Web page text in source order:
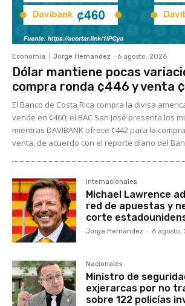
Economía Jorge Hernandez - 6 agosto, 2026
Dólar mantiene pocas
compra ronda ¢446 y venta
El Banco de Costa Rica compra la divisa
vende en ¢460; el BAC San José presenta los
mientras DAVIBANK ofrece ¢442 para la
venta, de acuerdo con el reporte diario del
Internacionales
Michael Lawrence
red de apuestas y
corte
Jorge Hernandez - 6 agosto,
Nacionales
Ministro de
exjerarcas por no
sobre 122 policías